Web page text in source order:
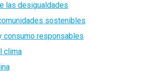
las desigualdades
sostenibles
consumo responsables
clima